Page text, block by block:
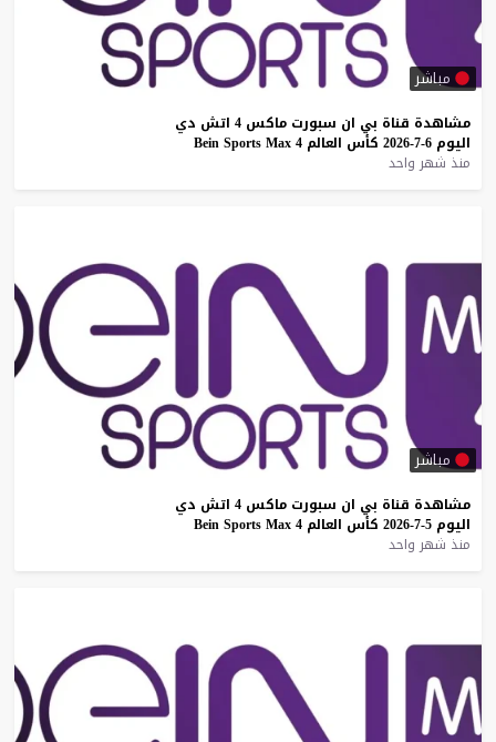
مباشر
مشاهدة قناة بي ان سبورت ماكس 4 اتش دي
اليوم 6-7-2026 كأس العالم Bein Sports Max 4
منذ شهر واحد
مباشر
مشاهدة قناة بي ان سبورت ماكس 4 اتش دي
اليوم 5-7-2026 كأس العالم Bein Sports Max 4
منذ شهر واحد